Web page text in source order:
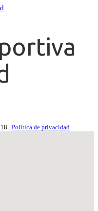
Política de privacidad